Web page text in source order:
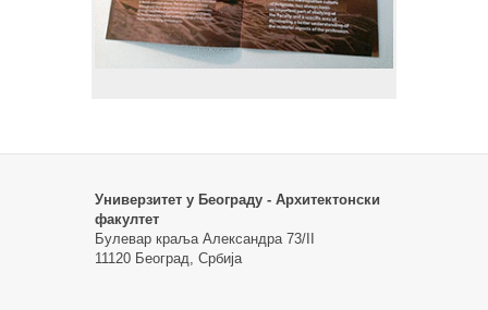
Универзитет у Београду - Архитектонски
факултет
Булевар краља Александра 73/II
11120 Београд, Србија